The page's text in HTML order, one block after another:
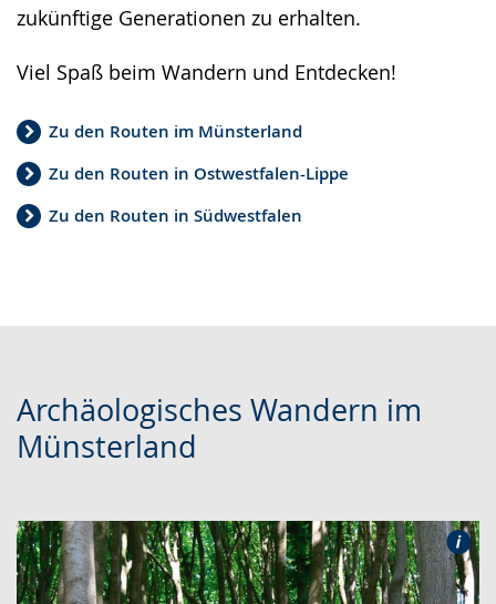
zukünftige Generationen zu erhalten.
Viel Spaß beim Wandern und Entdecken!
Zu den Routen im Münsterland
Zu den Routen in Ostwestfalen-Lippe
Zu den Routen in Südwestfalen
Archäologisches Wandern im
Münsterland